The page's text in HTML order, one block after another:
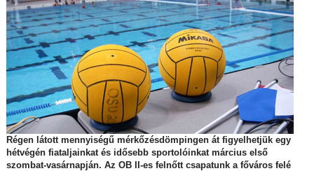
Régen látott mennyiségű mérkőzésdömpingen át figyelhetjük egy
hétvégén fiataljainkat és idősebb sportolóinkat március első
szombat-vasárnapján. Az OB II-es felnőtt csapatunk a főváros felé